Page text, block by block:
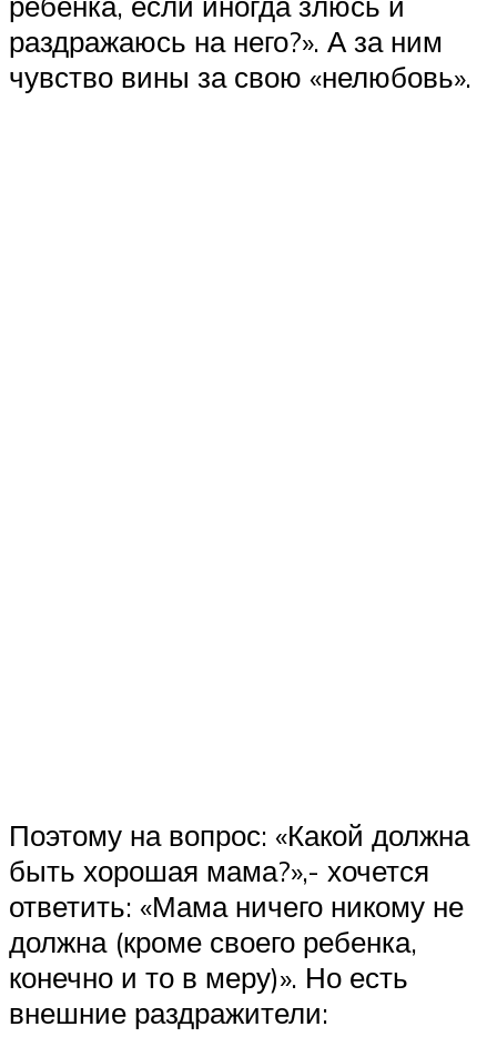
раздражаюсь на него?». А за ним
чувство вины за свою «нелюбовь».
Поэтому на вопрос: «Какой должна
быть хорошая мама?»,- хочется
ответить: «Мама ничего никому не
должна (кроме своего ребенка,
конечно и то в меру)». Но есть
внешние раздражители: